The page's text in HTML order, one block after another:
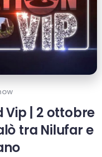
| 2 ottobre
tra Nilufar e